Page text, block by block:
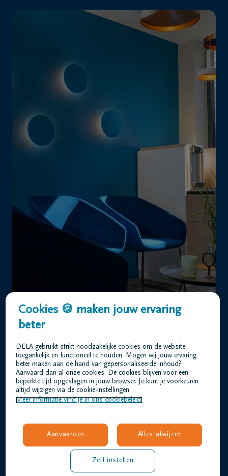
Het team Bleyaert DELA staat voor je klaar
Het is onze missie een persoonlijke uitvaart te creëren en
families maximaal te ontzorgen.
Uitvaartzorg Bleyaert DELA | Sint-Kruis
Moerkerkse Steenweg 77 8310 Sint-Kruis
+32 50 35 18 46
Home
Wie zijn we
Contact
Overlijdensberichten
Ons uitvaartcentrum
Veelgestelde vragen
Cookies 🍪 maken jouw ervaring
beter
DELA gebruikt strikt noodzakelijke cookies om de website
toegankelijk en functioneel te houden. Mogen wij jouw ervaring
beter maken aan de hand van gepersonaliseerde inhoud?
Aanvaard dan al onze cookies. De cookies blijven voor een
beperkte tijd opgeslagen in jouw browser. Je kunt je voorkeuren
altijd wijzigen via de cookie-instellingen.
Meer informatie vind je in ons cookiebeleid.
Aanvaarden Alles afwijzen
Zelf instellen